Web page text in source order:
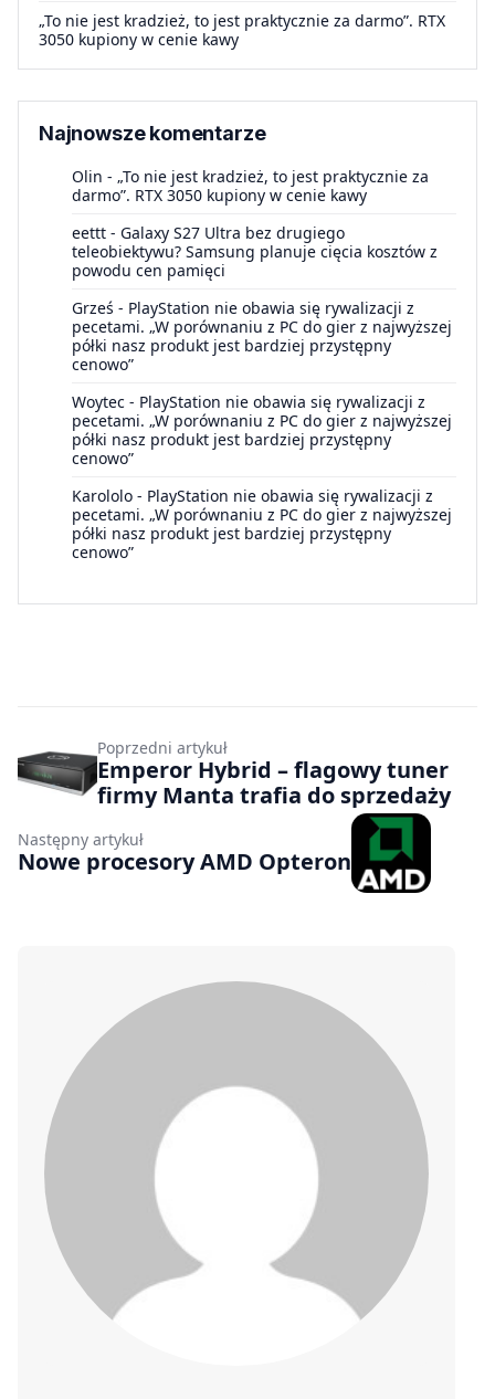
„To nie jest kradzież, to jest praktycznie za darmo”. RTX
3050 kupiony w cenie kawy
Najnowsze komentarze
Olin - „To nie jest kradzież, to jest praktycznie za
darmo”. RTX 3050 kupiony w cenie kawy
eettt - Galaxy S27 Ultra bez drugiego
teleobiektywu? Samsung planuje cięcia kosztów z
powodu cen pamięci
Grześ - PlayStation nie obawia się rywalizacji z
pecetami. „W porównaniu z PC do gier z najwyższej
półki nasz produkt jest bardziej przystępny
cenowo”
Woytec - PlayStation nie obawia się rywalizacji z
pecetami. „W porównaniu z PC do gier z najwyższej
półki nasz produkt jest bardziej przystępny
cenowo”
Karololo - PlayStation nie obawia się rywalizacji z
pecetami. „W porównaniu z PC do gier z najwyższej
półki nasz produkt jest bardziej przystępny
cenowo”
Poprzedni artykuł
Emperor Hybrid – flagowy tuner
firmy Manta trafia do sprzedaży
Następny artykuł
Nowe procesory AMD Opteron